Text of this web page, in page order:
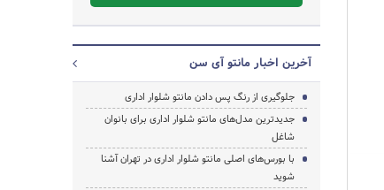
آخرین اخبار مانتو آی سن
جلوگیری از رنگ پس دادن مانتو شلوار اداری
جدیدترین مدل‌های مانتو شلوار اداری برای بانوان
شاغل
با بورس‌های اصلی مانتو شلوار اداری در تهران آشنا
شوید